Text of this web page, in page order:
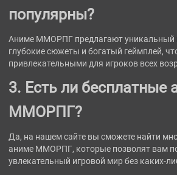
популярны?
Аниме ММОРПГ предлагают уникальный
глубокие сюжеты и богатый геймплей,
привлекательными для игроков всех
3. Есть ли бесплатные
ММОРПГ?
Да, на нашем сайте вы сможете найти
аниме ММОРПГ, которые позволят вам
увлекательный игровой мир без каких-